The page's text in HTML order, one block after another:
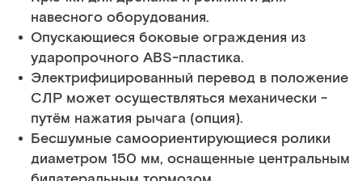
навесного оборудования.
Опускающиеся боковые ограждения из
ударопрочного ABS-пластика.
Электрифицированный перевод в положение
СЛР может осуществляться механически -
путём нажатия рычага (опция).
Бесшумные самоориентирующиеся ролики
диаметром 150 мм, оснащенные центральным